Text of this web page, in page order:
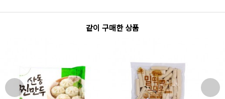
같이 구매한 상품